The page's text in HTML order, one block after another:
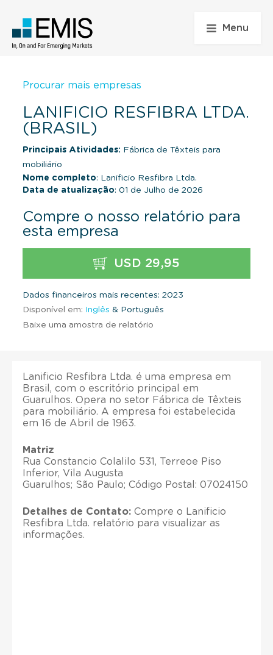
Menu
Procurar mais empresas
LANIFICIO RESFIBRA LTDA.
(BRASIL)
Principais Atividades: Fábrica de Têxteis para
mobiliário
Nome completo: Lanificio Resfibra Ltda.
Data de atualização: 01 de Julho de 2026
Compre o nosso relatório para
esta empresa
USD 29,95
Dados financeiros mais recentes: 2023
Disponível em: Inglês & Português
Baixe uma amostra de relatório
Lanificio Resfibra Ltda. é uma empresa em
Brasil, com o escritório principal em
Guarulhos. Opera no setor Fábrica de Têxteis
para mobiliário. A empresa foi estabelecida
em 16 de Abril de 1963.
Matriz
Rua Constancio Colalilo 531, Terreoe Piso
Inferior, Vila Augusta
Guarulhos; São Paulo; Código Postal: 07024150
Detalhes de Contato: Compre o Lanificio
Resfibra Ltda. relatório para visualizar as
informações.